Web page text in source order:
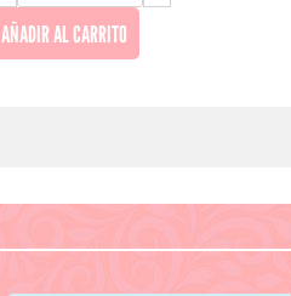
AÑADIR AL CARRITO